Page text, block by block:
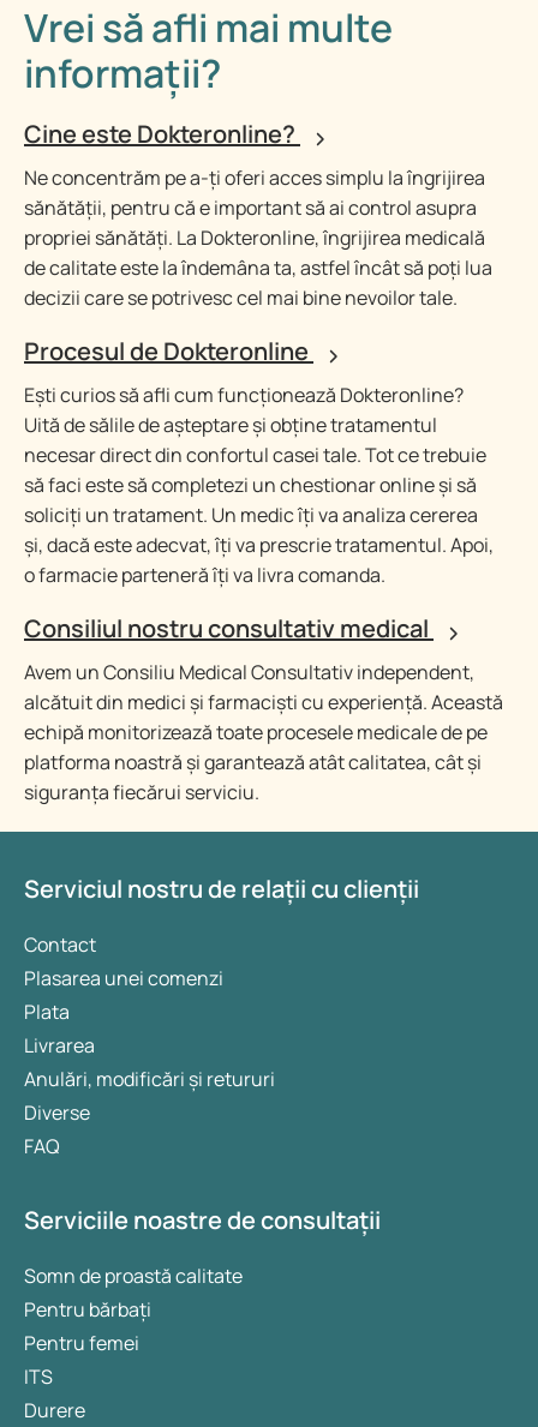
Vrei să afli mai multe
informații?
Cine este Dokteronline?
Ne concentrăm pe a-ți oferi acces simplu la îngrijirea
sănătății, pentru că e important să ai control asupra
propriei sănătăți. La Dokteronline, îngrijirea medicală
de calitate este la îndemâna ta, astfel încât să poți lua
decizii care se potrivesc cel mai bine nevoilor tale.
Procesul de Dokteronline
Ești curios să afli cum funcționează Dokteronline?
Uită de sălile de așteptare și obține tratamentul
necesar direct din confortul casei tale. Tot ce trebuie
să faci este să completezi un chestionar online și să
soliciți un tratament. Un medic îți va analiza cererea
și, dacă este adecvat, îți va prescrie tratamentul. Apoi,
o farmacie parteneră îți va livra comanda.
Consiliul nostru consultativ medical
Avem un Consiliu Medical Consultativ independent,
alcătuit din medici și farmaciști cu experiență. Această
echipă monitorizează toate procesele medicale de pe
platforma noastră și garantează atât calitatea, cât și
siguranța fiecărui serviciu.
Serviciul nostru de relații cu clienții
Contact
Plasarea unei comenzi
Plata
Livrarea
Anulări, modificări și retururi
Diverse
FAQ
Serviciile noastre de consultații
Somn de proastă calitate
Pentru bărbați
Pentru femei
ITS
Durere